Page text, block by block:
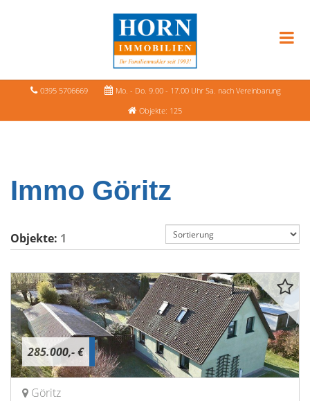
0395 5706669
Mo. - Do. 9.00 - 17.00 Uhr Sa. nach Vereinbarung
Objekte: 125
Immo Göritz
Objekte: 1
285.000,- €
Göritz